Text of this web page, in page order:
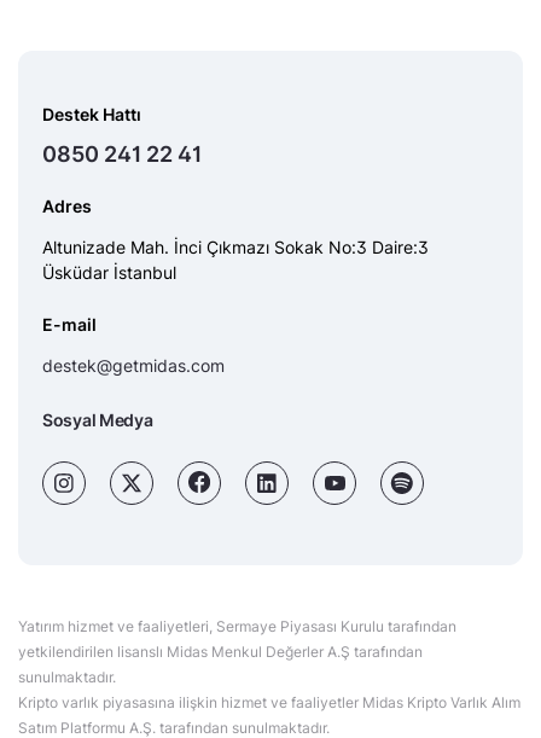
Destek Hattı
0850 241 22 41
Adres
Altunizade Mah. İnci Çıkmazı Sokak No:3 Daire:3
Üsküdar İstanbul
E-mail
destek@getmidas.com
Sosyal Medya
Yatırım hizmet ve faaliyetleri, Sermaye Piyasası Kurulu tarafından
yetkilendirilen lisanslı Midas Menkul Değerler A.Ş tarafından
sunulmaktadır.
Kripto varlık piyasasına ilişkin hizmet ve faaliyetler Midas Kripto Varlık Alım
Satım Platformu A.Ş. tarafından sunulmaktadır.